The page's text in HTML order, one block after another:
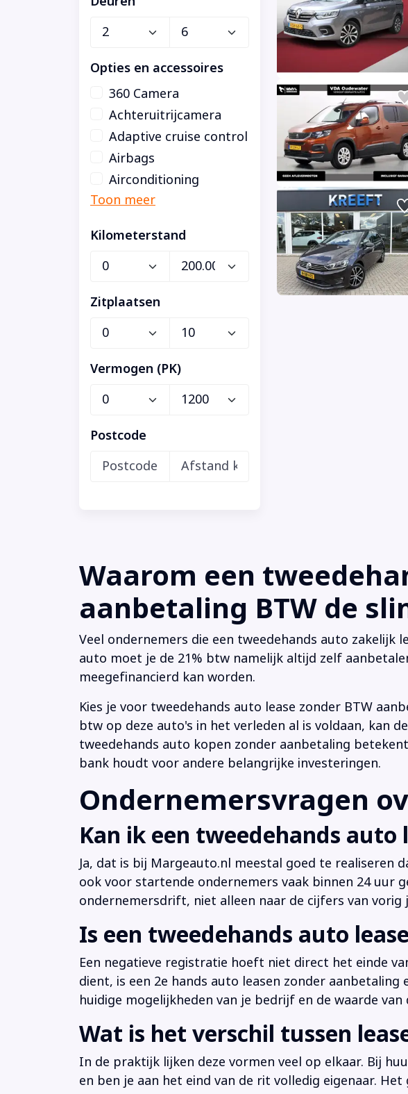
Opties en accessoires
360 Camera
Achteruitrijcamera
Adaptive cruise control
Airbags
Airconditioning
Kilometerstand
Zitplaatsen
Vermogen (PK)
Postcode
Waarom een
aanbetaling BTW de
Veel ondernemers die een tweedehands auto zakelijk
auto moet je de 21% btw namelijk altijd zelf
meegefinancierd kan worden.
Kies je voor tweedehands auto lease zonder BTW
btw op deze auto's in het verleden al is voldaan, kan
tweedehands auto kopen zonder aanbetaling
bank houdt voor andere belangrijke investeringen.
Ondernemersvragen
Kan ik een tweedehands
Ja, dat is bij Margeauto.nl meestal goed te realiseren
ook voor startende ondernemers vaak binnen 24 uur
ondernemersdrift, niet alleen naar de cijfers van vorig
Is een tweedehands auto
Een negatieve registratie hoeft niet direct het einde
dient, is een 2e hands auto leasen zonder
huidige mogelijkheden van je bedrijf en de waarde van
Wat is het verschil tussen
In de praktijk lijken deze vormen veel op elkaar. Bij
en ben je aan het eind van de rit volledig eigenaar.